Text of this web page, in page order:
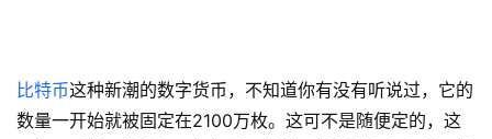
比特币这种新潮的数字货币，不知道你有没有听说过，它的
数量一开始就被固定在2100万枚。这可不是随便定的，这